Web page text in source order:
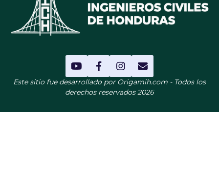
Este sitio fue desarrollado por Origamih.com - Todos los
derechos reservados 2026